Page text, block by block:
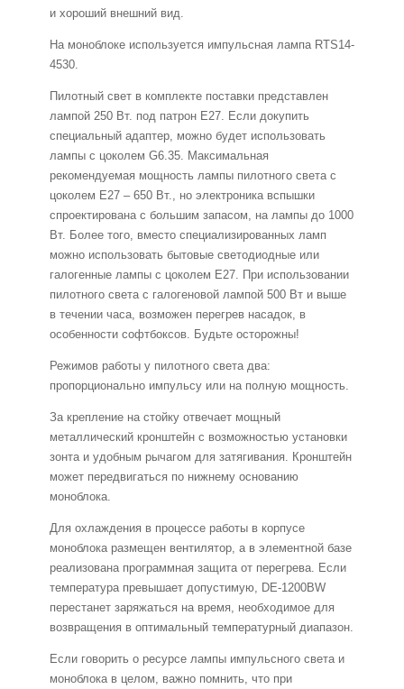
и хороший внешний вид.
На моноблоке используется импульсная лампа RTS14-
4530.
Пилотный свет в комплекте поставки представлен
лампой 250 Вт. под патрон E27. Если докупить
специальный адаптер, можно будет использовать
лампы с цоколем G6.35. Максимальная
рекомендуемая мощность лампы пилотного света с
цоколем Е27 – 650 Вт., но электроника вспышки
спроектирована с большим запасом, на лампы до 1000
Вт. Более того, вместо специализированных ламп
можно использовать бытовые светодиодные или
галогенные лампы с цоколем Е27. При использовании
пилотного света с галогеновой лампой 500 Вт и выше
в течении часа, возможен перегрев насадок, в
особенности софтбоксов. Будьте осторожны!
Режимов работы у пилотного света два:
пропорционально импульсу или на полную мощность.
За крепление на стойку отвечает мощный
металлический кронштейн с возможностью установки
зонта и удобным рычагом для затягивания. Кронштейн
может передвигаться по нижнему основанию
моноблока.
Для охлаждения в процессе работы в корпусе
моноблока размещен вентилятор, а в элементной базе
реализована программная защита от перегрева. Если
температура превышает допустимую, DE-1200BW
перестанет заряжаться на время, необходимое для
возвращения в оптимальный температурный диапазон.
Если говорить о ресурсе лампы импульсного света и
моноблока в целом, важно помнить, что при